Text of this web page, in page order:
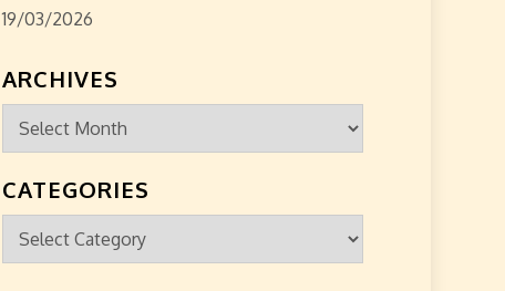
19/03/2026
ARCHIVES
Archives
CATEGORIES
Categories